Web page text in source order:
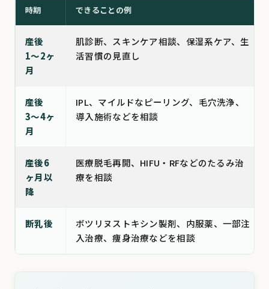
時期 できることの例
産後
1〜2ヶ
月
肌診断、スキンケア相談、保湿系ケア、生
活習慣の見直し
産後
3〜4ヶ
月
IPL、マイルドなピーリング、毛穴洗浄、
導入施術などを相談
産後6
ヶ月以
降
医療脱毛再開、HIFU・RFなどのたるみ治
療を相談
断乳後
ボツリヌストキシン製剤、内服薬、一部注
入治療、痩身治療などを相談